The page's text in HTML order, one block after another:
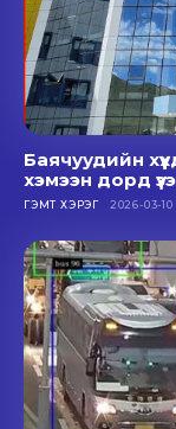
Баячуудийн
хэмээн дорд
ГЭМТ ХЭРЭГ 2026-03-10